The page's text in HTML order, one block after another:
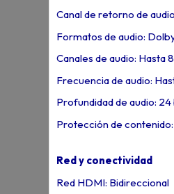
Canal de retorno de
Formatos de audio:
Canales de audio: Hasta
Frecuencia de audio:
Profundidad de audio: 24
Protección de
Red y conectividad
Red HDMI: Bidireccional